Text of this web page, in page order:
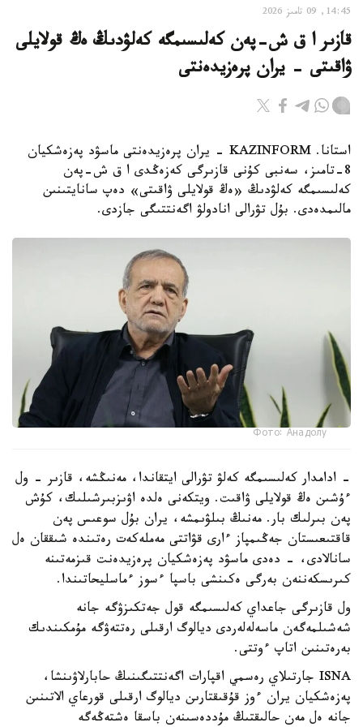
14:45, 09 تامىز 2026
قازىر ا ق ش-پەن كەلىسىمگە كەلۋدىڭ ەڭ قولايلى
ۋاقىتى - يران پرەزيدەنتى
استانا. KAZINFORM - يران پرەزيدەنتى ماسۋد پەزەشكيان
8-تامىز، سەنبى كۇنى قازىرگى كەزەڭدى ا ق ش-پەن
كەلىسىمگە كەلۋدىڭ «ەڭ قولايلى ۋاقىتى» دەپ سانايتىنىن
مالىمدەدى. بۇل تۋرالى انادولۋ اگەنتتىگى جازدى.
Фото: Анадолу
- ادامدار كەلىسىمگە كەلۋ تۋرالى ايتقاندا، مەنىڭشە، قازىر - ول
ءۇشىن ەڭ قولايلى ۋاقىت. ويتكەنى ەلدە اۋىزبىرشىلىك، كۇش
پەن بىرلىك بار. مەنىڭ بىلۋىمشە، يران بۇل سوعىس پەن
قاقتىعىستان جەڭىمپاز ءارى قۋاتتى مەملەكەت رەتىندە شىققان ەل
سانالادى، - دەدى ماسۋد پەزەشكيان پرەزيدەنت قىزمەتىنە
كىرىسكەننەن بەرگى ەكىنشى باسپا ءسوز ءماسليحاتىندا.
ول قازىرگى جاعداي كەلىسىمگە قول جەتكىزۋگە جانە
شەشىلمەگەن ماسەلەلەردى ديالوگ ارقىلى رەتتەۋگە مۇمكىندىك
بەرەتىنىن اتاپ ءوتتى.
ISNA جارتىلاي رەسمي اقپارات اگەنتتىگىنىڭ حابارلاۋىنشا،
پەزەشكيان يران ءوز قۇقىقتارىن ديالوگ ارقىلى قورعاي الاتىنىن
جانە ەل مەن حالىقتىڭ مۇددەسىنەن باسقا ەشتەڭەگە